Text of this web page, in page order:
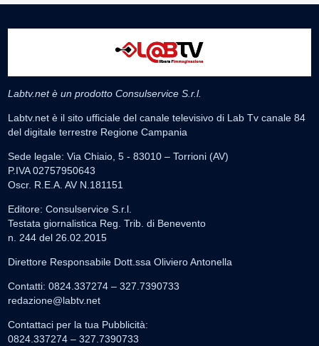
Labtv.net è un prodotto Consulservice S.r.l.
Labtv.net è il sito ufficiale del canale televisivo di Lab Tv canale 84
del digitale terrestre Regione Campania
Sede legale: Via Chiaio, 5 - 83010 – Torrioni (AV)
P.IVA 02757950643
Oscr. R.E.A. AV N.181151
Editore: Consulservice S.r.l.
Testata giornalistica Reg. Trib. di Benevento
n. 244 del 26.02.2015
Direttore Responsabile Dott.ssa Oliviero Antonella
Contatti: 0824.337274 – 327.7390733
redazione@labtv.net
Contattaci per la tua Pubblicità:
0824.337274 – 327.7390733